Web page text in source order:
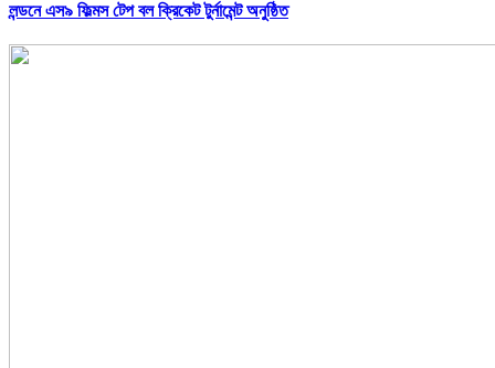
লন্ডনে এস৯ ফিল্মস টেপ বল ক্রিকেট টুর্নামেন্ট অনুষ্ঠিত